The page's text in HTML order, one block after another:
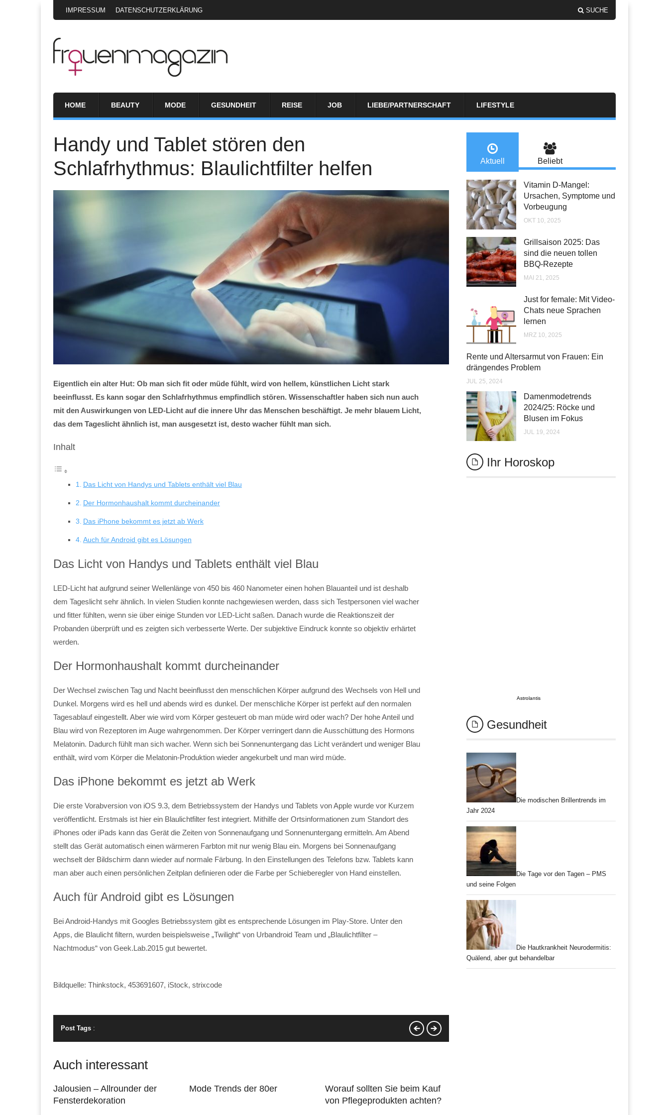
IMPRESSUM DATENSCHUTZERKLÄRUNG SUCHE
HOME BEAUTY MODE GESUNDHEIT REISE JOB LIEBE/PARTNERSCHAFT LIFESTYLE
Handy und Tablet stören den
Schlafrhythmus: Blaulichtfilter helfen
Eigentlich ein alter Hut: Ob man sich fit oder müde fühlt, wird von hellem, künstlichen Licht stark
beeinflusst. Es kann sogar den Schlafrhythmus empfindlich stören. Wissenschaftler haben sich nun auch
mit den Auswirkungen von LED-Licht auf die innere Uhr das Menschen beschäftigt. Je mehr blauem Licht,
das dem Tageslicht ähnlich ist, man ausgesetzt ist, desto wacher fühlt man sich.
Inhalt
Das Licht von Handys und Tablets enthält viel Blau
Der Hormonhaushalt kommt durcheinander
Das iPhone bekommt es jetzt ab Werk
Auch für Android gibt es Lösungen
Das Licht von Handys und Tablets enthält viel Blau
LED-Licht hat aufgrund seiner Wellenlänge von 450 bis 460 Nanometer einen hohen Blauanteil und ist deshalb
dem Tageslicht sehr ähnlich. In vielen Studien konnte nachgewiesen werden, dass sich Testpersonen viel wacher
und fitter fühlten, wenn sie über einige Stunden vor LED-Licht saßen. Danach wurde die Reaktionszeit der
Probanden überprüft und es zeigten sich verbesserte Werte. Der subjektive Eindruck konnte so objektiv erhärtet
werden.
Der Hormonhaushalt kommt durcheinander
Der Wechsel zwischen Tag und Nacht beeinflusst den menschlichen Körper aufgrund des Wechsels von Hell und
Dunkel. Morgens wird es hell und abends wird es dunkel. Der menschliche Körper ist perfekt auf den normalen
Tagesablauf eingestellt. Aber wie wird vom Körper gesteuert ob man müde wird oder wach? Der hohe Anteil und
Blau wird von Rezeptoren im Auge wahrgenommen. Der Körper verringert dann die Ausschüttung des Hormons
Melatonin. Dadurch fühlt man sich wacher. Wenn sich bei Sonnenuntergang das Licht verändert und weniger Blau
enthält, wird vom Körper die Melatonin-Produktion wieder angekurbelt und man wird müde.
Das iPhone bekommt es jetzt ab Werk
Die erste Vorabversion von iOS 9.3, dem Betriebssystem der Handys und Tablets von Apple wurde vor Kurzem
veröffentlicht. Erstmals ist hier ein Blaulichtfilter fest integriert. Mithilfe der Ortsinformationen zum Standort des
iPhones oder iPads kann das Gerät die Zeiten von Sonnenaufgang und Sonnenuntergang ermitteln. Am Abend
stellt das Gerät automatisch einen wärmeren Farbton mit nur wenig Blau ein. Morgens bei Sonnenaufgang
wechselt der Bildschirm dann wieder auf normale Färbung. In den Einstellungen des Telefons bzw. Tablets kann
man aber auch einen persönlichen Zeitplan definieren oder die Farbe per Schieberegler von Hand einstellen.
Auch für Android gibt es Lösungen
Bei Android-Handys mit Googles Betriebssystem gibt es entsprechende Lösungen im Play-Store. Unter den
Apps, die Blaulicht filtern, wurden beispielsweise „Twilight“ von Urbandroid Team und „Blaulichtfilter –
Nachtmodus“ von Geek.Lab.2015 gut bewertet.
Bildquelle: Thinkstock, 453691607, iStock, strixcode
Post Tags :
Auch interessant
Jalousien – Allrounder der
Fensterdekoration
Mode Trends der 80er
Worauf sollten Sie beim Kauf
von Pflegeprodukten achten?
Aktuell Beliebt
Vitamin D-Mangel:
Ursachen, Symptome und
Vorbeugung
OKT 10, 2025
Grillsaison 2025: Das
sind die neuen tollen
BBQ-Rezepte
MAI 21, 2025
Just for female: Mit Video-
Chats neue Sprachen
lernen
MRZ 10, 2025
Rente und Altersarmut von Frauen: Ein
drängendes Problem
JUL 25, 2024
Damenmodetrends
2024/25: Röcke und
Blusen im Fokus
JUL 19, 2024
Ihr Horoskop
Astrolantis
Gesundheit
Die modischen Brillentrends im
Jahr 2024
Die Tage vor den Tagen – PMS
und seine Folgen
Die Hautkrankheit Neurodermitis:
Quälend, aber gut behandelbar